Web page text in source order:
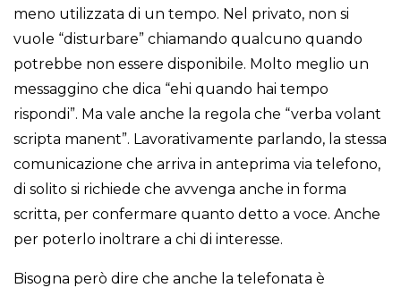
meno utilizzata di un tempo. Nel privato, non si
vuole “disturbare” chiamando qualcuno quando
potrebbe non essere disponibile. Molto meglio un
messaggino che dica “ehi quando hai tempo
rispondi”. Ma vale anche la regola che “verba volant
scripta manent”. Lavorativamente parlando, la stessa
comunicazione che arriva in anteprima via telefono,
di solito si richiede che avvenga anche in forma
scritta, per confermare quanto detto a voce. Anche
per poterlo inoltrare a chi di interesse.
Bisogna però dire che anche la telefonata è